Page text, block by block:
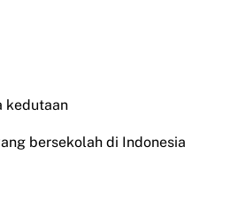
kedutaan
bersekolah di Indonesia